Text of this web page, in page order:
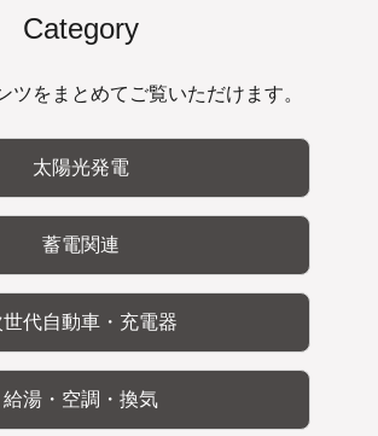
Category
ツをまとめてご覧いただけます。
太陽光発電
蓄電関連
世代自動車・充電器
給湯・空調・換気